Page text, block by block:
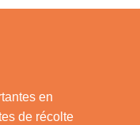
en
de récolte